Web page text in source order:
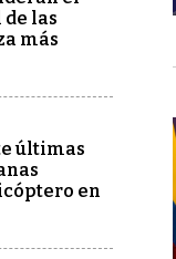
las
más
últimas
en